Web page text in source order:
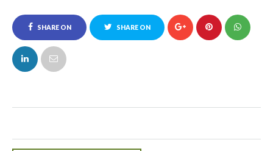
SHARE ON
FACEBOOK
SHARE ON